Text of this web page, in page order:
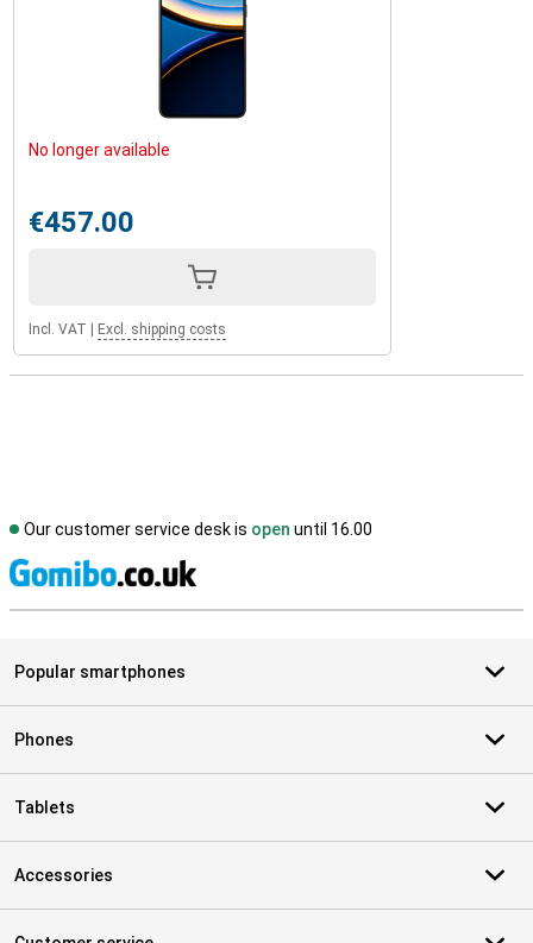
No longer available
€457.00
Incl. VAT Excl. shipping costs
Our customer service desk is open until 16.00
Popular smartphones
Phones
Tablets
Accessories